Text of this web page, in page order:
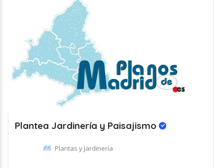
Plantea Jardinería y Paisajismo
Plantas y Jardinería